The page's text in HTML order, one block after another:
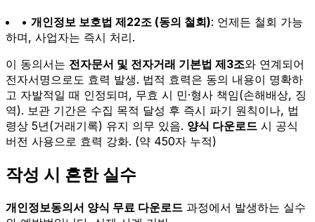
• 개인정보 보호법 제22조 (동의 철회): 언제든 철회 가능
하며, 사업자는 즉시 처리.
이 동의서는 전자문서 및 전자거래 기본법 제3조와 연계되어
전자서명으로도 효력 발생. 법적 효력은 동의 내용이 명확하
고 자발적일 때 인정되며, 무효 시 민·형사 책임(손해배상, 징
역). 보관 기간은 수집 목적 달성 후 즉시 파기 원칙이나, 법
령상 5년(거래기록) 유지 의무 있음. 양식 다운로드 시 공식
버전 사용으로 효력 강화. (약 450자 누적)
작성 시 흔한 실수
개인정보동의서 양식 무료 다운로드 과정에서 발생하는 실수